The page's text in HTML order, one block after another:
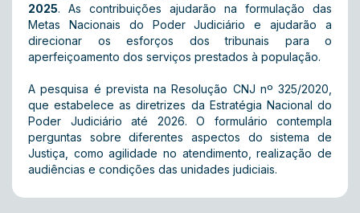
2025. As contribuições ajudarão na formulação das
Metas Nacionais do Poder Judiciário e ajudarão a
direcionar os esforços dos tribunais para o
aperfeiçoamento dos serviços prestados à população.
A pesquisa é prevista na Resolução CNJ nº 325/2020,
que estabelece as diretrizes da Estratégia Nacional do
Poder Judiciário até 2026. O formulário contempla
perguntas sobre diferentes aspectos do sistema de
Justiça, como agilidade no atendimento, realização de
audiências e condições das unidades judiciais.